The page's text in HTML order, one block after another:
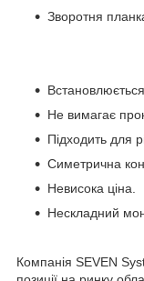
Зворотня
Не вимагає
Підходить для
Симетрична
Невисока ціна.
Нескладний
Компанія SEVEN